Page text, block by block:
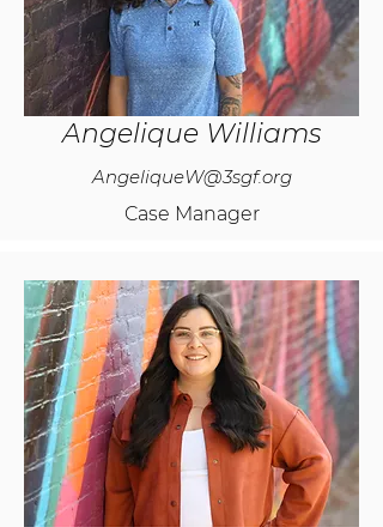
Angelique Williams
AngeliqueW@3sgf.org
Case Manager